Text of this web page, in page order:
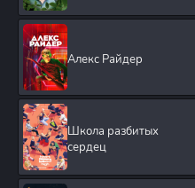
Алекс Райдер
Школа разбитых
сердец